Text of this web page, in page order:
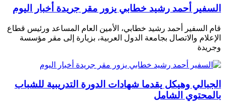
السفير أحمد رشيد خطابي يزور مقر جريدة أخبار اليوم
قام السفير أحمد رشيد خطابي، الأمين العام المساعد ورئيس قطاع
الإعلام والاتصال بجامعة الدول العربية، بزيارة إلى مقر مؤسسة
وجريدة
الجبالي وهيكل يقدما شهادات الدورة التدريبية للشباب
بالمحتوي الشامل